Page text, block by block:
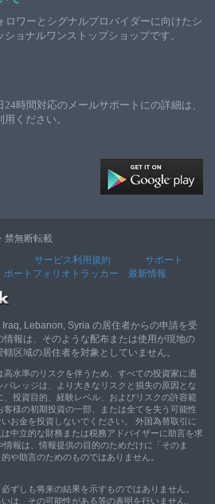
ロワーとシグナルプロバイダーに向けたシ
ョナルワンストップショップです。
時間対応のメールサポートにの詳細は、
用ください。
禁無断転載
サービス利用規約
サポート
ポートフォリオトラッカー 最新情報
Lebanon, Syria の居住者からの申請を受
報は、そのような配布または使用が現地の
区域の居住者を対象としていません。
水準のリスクを伴うため、すべての投資家に適
バレッジは、より大きなリスクと損失の原因とな
、投資目的、経験レベル、およびリスクの許容範
客様の初期投資の一部、または全てを失う可能性
お金を投資しないでください。 外国為替取引に
中立的な財務または税務アドバイザーに助言を求
報は、情報提供の目的のためだけに「そのま
や助言のためのものではありません。
ずしも将来の結果を示すものではありません。
は、その可能性がある等の表明を行いません。